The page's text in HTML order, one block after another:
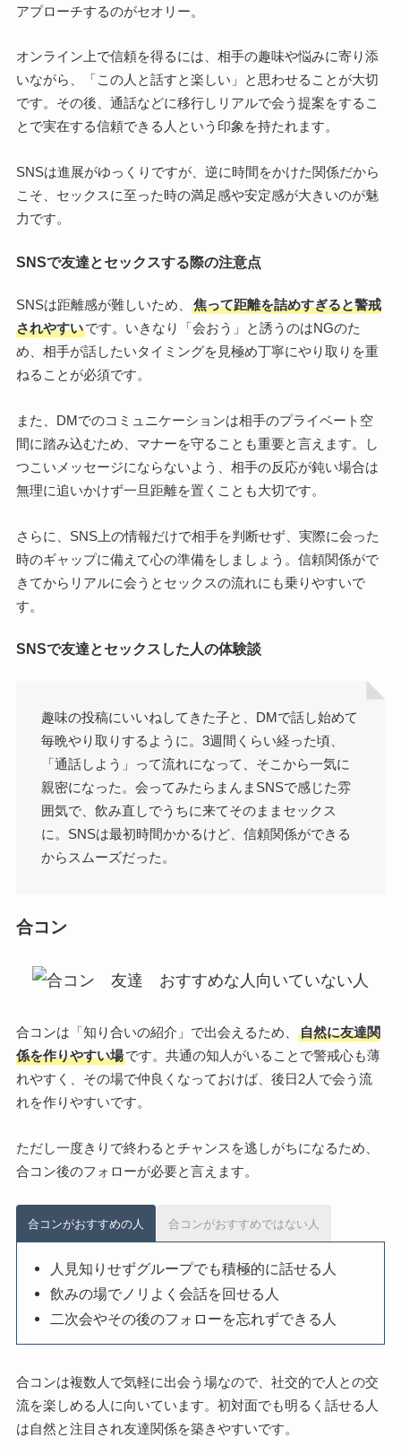
アプローチするのがセオリー。
オンライン上で信頼を得るには、相手の趣味や悩みに寄り添
いながら、「この人と話すと楽しい」と思わせることが大切
です。その後、通話などに移行しリアルで会う提案をするこ
とで実在する信頼できる人という印象を持たれます。
SNSは進展がゆっくりですが、逆に時間をかけた関係だから
こそ、セックスに至った時の満足感や安定感が大きいのが魅
力です。
SNSで友達とセックスする際の注意点
SNSは距離感が難しいため、
焦って距離を詰めすぎると警戒
されやすいです。いきなり「会おう」と誘うのはNGのた
め、相手が話したいタイミングを見極め丁寧にやり取りを重
ねることが必須です。
また、DMでのコミュニケーションは相手のプライベート空
間に踏み込むため、マナーを守ることも重要と言えます。し
つこいメッセージにならないよう、相手の反応が鈍い場合は
無理に追いかけず一旦距離を置くことも大切です。
さらに、SNS上の情報だけで相手を判断せず、実際に会った
時のギャップに備えて心の準備をしましょう。信頼関係がで
きてからリアルに会うとセックスの流れにも乗りやすいで
す。
SNSで友達とセックスした人の体験談
趣味の投稿にいいねしてきた子と、DMで話し始めて
毎晩やり取りするように。3週間くらい経った頃、
「通話しよう」って流れになって、そこから一気に
親密になった。会ってみたらまんまSNSで感じた雰
囲気で、飲み直しでうちに来てそのままセックス
に。SNSは最初時間かかるけど、信頼関係ができる
からスムーズだった。
合コン
合コンは「知り合いの紹介」で出会えるため、
自然に友達関
係を作りやすい場です。共通の知人がいることで警戒心も薄
れやすく、その場で仲良くなっておけば、後日2人で会う流
れを作りやすいです。
ただし一度きりで終わるとチャンスを逃しがちになるため、
合コン後のフォローが必要と言えます。
合コンがおすすめの人 合コンがおすすめではない人
人見知りせずグループでも積極的に話せる人
飲みの場でノリよく会話を回せる人
二次会やその後のフォローを忘れずできる人
合コンは複数人で気軽に出会う場なので、社交的で人との交
流を楽しめる人に向いています。初対面でも明るく話せる人
は自然と注目され友達関係を築きやすいです。